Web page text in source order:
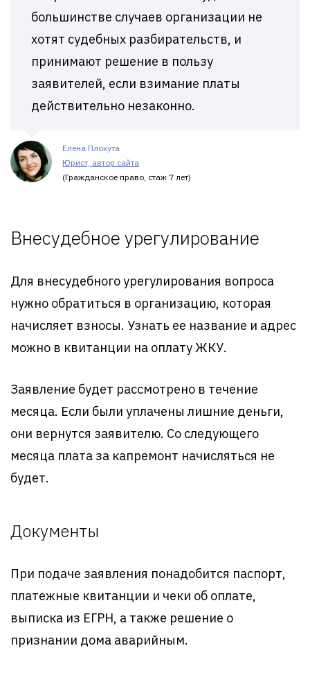
большинстве случаев организации не
хотят судебных разбирательств, и
принимают решение в пользу
заявителей, если взимание платы
действительно незаконно.
Елена Плохута
Юрист, автор сайта
(Гражданское право, стаж 7 лет)
Внесудебное урегулирование
Для внесудебного урегулирования вопроса
нужно обратиться в организацию, которая
начисляет взносы. Узнать ее название и адрес
можно в квитанции на оплату ЖКУ.
Заявление будет рассмотрено в течение
месяца. Если были уплачены лишние деньги,
они вернутся заявителю. Со следующего
месяца плата за капремонт начисляться не
будет.
Документы
При подаче заявления понадобится паспорт,
платежные квитанции и чеки об оплате,
выписка из ЕГРН, а также решение о
признании дома аварийным.